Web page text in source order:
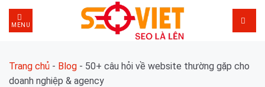
Skip
content
MENU
Trang chủ - Blog - 50+ câu hỏi về website thường gặp cho
doanh nghiệp & agency